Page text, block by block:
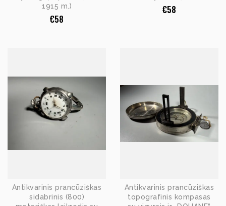
1915 m.)
€58
€58
Antikvarinis prancūziškas
sidabrinis (800)
Antikvarinis prancūziškas
topografinis kompasas